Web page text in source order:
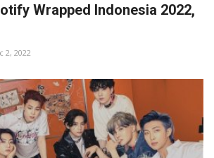
Wrapped Indonesia 2022,
2, 2022